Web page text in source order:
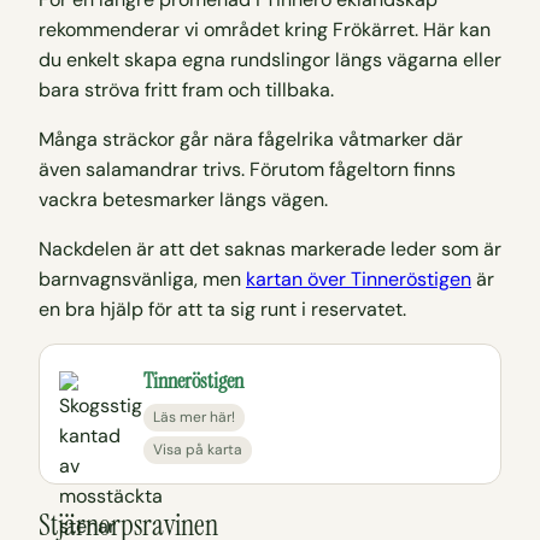
rekommenderar vi området kring Frökärret. Här kan
du enkelt skapa egna rundslingor längs vägarna eller
bara ströva fritt fram och tillbaka.
Många sträckor går nära fågelrika våtmarker där
även salamandrar trivs. Förutom fågeltorn finns
vackra betesmarker längs vägen.
Nackdelen är att det saknas markerade leder som är
barnvagnsvänliga, men kartan över Tinneröstigenär
en bra hjälp för att ta sig runt i reservatet.
Tinneröstigen
Läs mer här!
Visa på karta
Stjärnorpsravinen